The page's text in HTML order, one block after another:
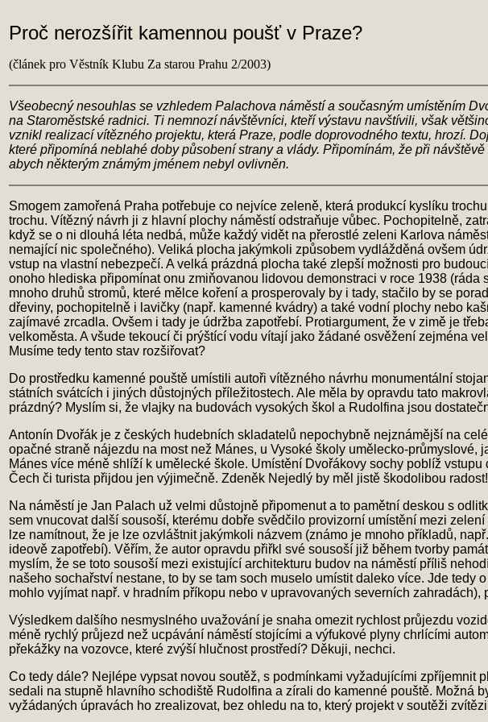
Proč nerozšířit kamennou poušť v Praze?
(článek pro Věstník Klubu Za starou Prahu 2/2003)
Všeobecný nesouhlas se vzhledem Palachova náměstí a současným umístěním
na Staroměstské radnici. Ti nemnozí návštěvníci, kteří výstavu navštívili, však
vznikl realizací vítězného projektu, která Praze, podle doprovodného textu, hrozí.
které připomíná neblahé doby působení strany a vlády. Připomínám, že při
abych některým známým jménem nebyl ovlivněn.
Smogem zamořená Praha potřebuje co nejvíce zeleně, která produkcí kyslíku
trochu. Vítězný návrh ji z hlavní plochy náměstí odstraňuje vůbec. Pochopitelně,
když se o ni dlouhá léta nedbá, může každý vidět na přerostlé zeleni Karlova
nemající nic společného). Veliká plocha jakýmkoli způsobem vydlážděná ovšem
vstup na vlastní nebezpečí. A velká prázdná plocha také zlepší možnosti pro
onoho hlediska připomínat onu zmiňovanou lidovou demonstraci v roce 1938
mnoho druhů stromů, které mělce koření a prosperovaly by i tady, stačilo by se
dřeviny, pochopitelně i lavičky (např. kamenné kvádry) a také vodní plochy nebo
zajímavé zrcadla. Ovšem i tady je údržba zapotřebí. Protiargument, že v zimě je
velkoměsta. A všude tekoucí či prýštící vodu vítají jako žádané osvěžení zejména
Musíme tedy tento stav rozšiřovat?
Do prostředku kamenné pouště umístili autoři vítězného návrhu monumentální
státních svátcích i jiných důstojných příležitostech. Ale měla by opravdu tato
prázdný? Myslím si, že vlajky na budovách vysokých škol a Rudolfina jsou
Antonín Dvořák je z českých hudebních skladatelů nepochybně nejznámější na
opačné straně nájezdu na most než Mánes, u Vysoké školy umělecko-
Mánes více méně shlíží k umělecké škole. Umístění Dvořákovy sochy poblíž
Čech či turista přijdou jen výjimečně. Zdeněk Nejedlý by měl jistě škodolibou radost!
Na náměstí je Jan Palach už velmi důstojně připomenut a to pamětní deskou s
sem vnucovat další sousoší, kterému dobře svědčilo provizorní umístění mezi
lze namítnout, že je lze ozvláštnit jakýmkoli názvem (známo je mnoho příkladů,
ideově zapotřebí). Věřím, že autor opravdu přiřkl své sousoší již během tvorby
myslím, že se toto sousoší mezi existující architekturu budov na náměstí příliš
našeho sochařství nestane, to by se tam soch muselo umístit daleko více. Jde tedy
mohlo vyjímat např. v hradním příkopu nebo v upravovaných severních
Výsledkem dalšího nesmyslného uvažování je snaha omezit rychlost průjezdu
méně rychlý průjezd než ucpávání náměstí stojícími a výfukové plyny chrlícími
překážky na vozovce, které zvýší hlučnost prostředí? Děkuji, nechci.
Co tedy dále? Nejlépe vypsat novou soutěž, s podmínkami vyžadujícími zpříjemnit
sedali na stupně hlavního schodiště Rudolfina a zírali do kamenné pouště. Možná
vyžádaných úpravách ho zrealizovat, bez ohledu na to, který projekt v soutěži